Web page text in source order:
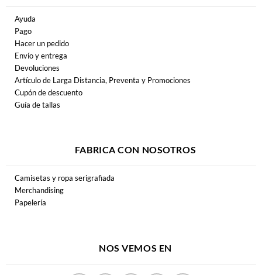
Ayuda
Pago
Hacer un pedido
Envío y entrega
Devoluciones
Artículo de Larga Distancia, Preventa y Promociones
Cupón de descuento
Guía de tallas
FABRICA CON NOSOTROS
Camisetas y ropa serigrafiada
Merchandising
Papelería
NOS VEMOS EN